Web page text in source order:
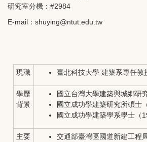
研究室分機：#2984
E-mail： shuying@ntut.edu.tw
現職 臺北科技大學 建築系專任教
學歷
背景
國立台灣大學建築與城鄉研
國立成功學建築研究所碩士
國立成功學建築學系學士（
主要
交通部臺灣區國道新建工程